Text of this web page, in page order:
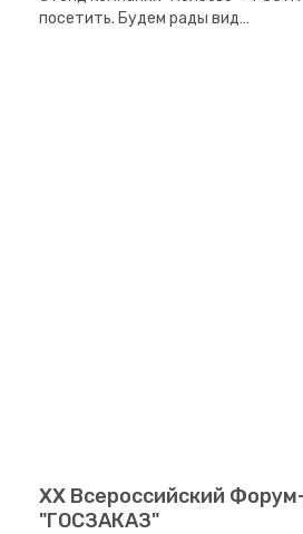
посетить. Будем рады вид…
XX Всероссийский
"ГОСЗАКАЗ"